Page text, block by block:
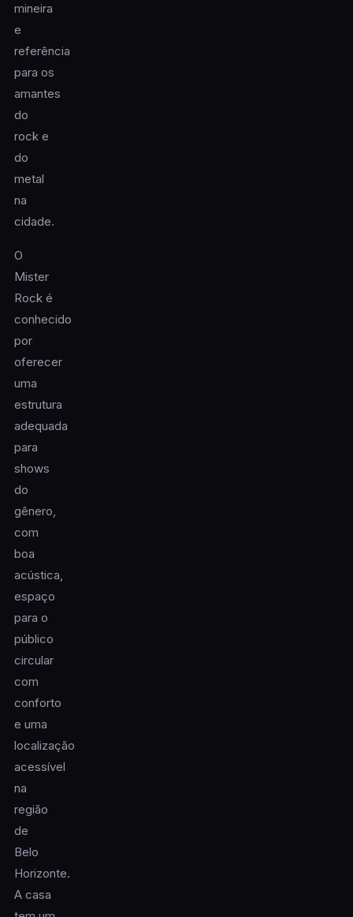
mineira
e
referência
para os
amantes
do
rock e
do
metal
na
cidade.
O
Mister
Rock é
conhecido
por
oferecer
uma
estrutura
adequada
para
shows
do
gênero,
com
boa
acústica,
espaço
para o
público
circular
com
conforto
e uma
localização
acessível
na
região
de
Belo
Horizonte.
A casa